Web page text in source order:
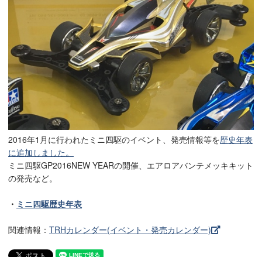
2016年1月に行われたミニ四駆のイベント、発売情報等を歴史年表
に追加しました。
ミニ四駆GP2016NEW YEARの開催、エアロアバンテメッキキット
の発売など。
・ ミニ四駆歴史年表
関連情報： TRHカレンダー(イベント・発売カレンダー)